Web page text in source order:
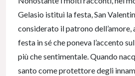
Gelasio istituì la festa, San
considerato il patrono dell’amore,
festa in sé che poneva l’accento
più che sentimentale. Quando
santo come protettore degli